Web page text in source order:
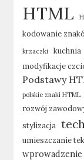
HTML
kodowanie
krzaczki kuchnia
modyfikacje
Podstawy
polskie znaki HTML
rozwój
stylizacja
umieszczanie